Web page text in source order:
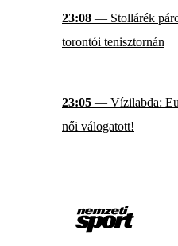
23:08 — Stollárék
torontói tenisztornán
23:05 — Vízilabda:
női válogatott!